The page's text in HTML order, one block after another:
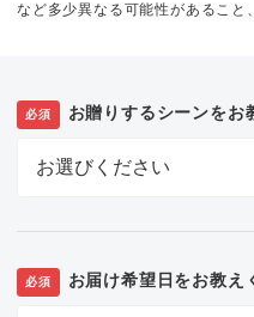
など多少異なる可能性があること
必須 お贈りするシーンをお
必須 お届け希望日をお教え